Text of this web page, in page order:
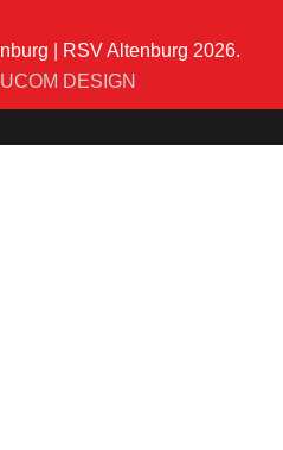
| RSV Altenburg 2026.
DESIGN